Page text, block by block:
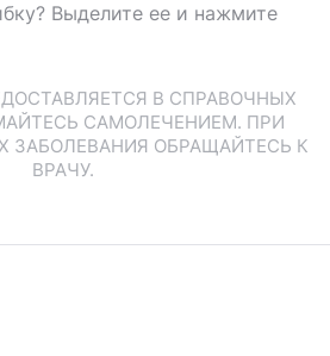
Выделите ее и нажмите
В СПРАВОЧНЫХ
САМОЛЕЧЕНИЕМ. ПРИ
ЗАБОЛЕВАНИЯ ОБРАЩАЙТЕСЬ К
ВРАЧУ.